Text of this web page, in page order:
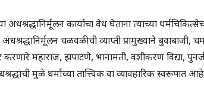
कार्याचा वेध घेताना त्यांच्या
अंधश्रद्धानिर्मूलन चळवळीची व्याप्ती प्रामुख्याने बुवाबाजी,
करणारे महाराज, झपाटणे, भानामती, वशीकरण विद्या,
मुळे धर्माच्या तात्त्विक वा व्यावहारिक स्वरूपात आहेत.